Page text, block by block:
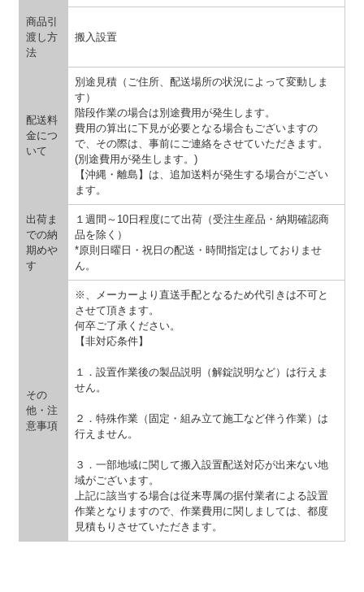
商品引
渡し方
法
搬入設置
配送料
金につ
いて
別途見積（ご住所、配送場所の状況によって変動しま
す）
階段作業の場合は別途費用が発生します。
費用の算出に下見が必要となる場合もございますの
で、その際は、事前にご連絡をさせていただきます。
(別途費用が発生します。)
【沖縄・離島】は、追加送料が発生する場合がござい
ます。
出荷ま
での納
期めや
す
１週間～10日程度にて出荷（受注生産品・納期確認商
品を除く）
*原則日曜日・祝日の配送・時間指定はしておりませ
ん。
その
他・注
意事項
※、メーカーより直送手配となるため代引きは不可と
させて頂きます。
何卒ご了承ください。
【非対応条件】
１．設置作業後の製品説明（解錠説明など）は行えま
せん。
２．特殊作業（固定・組み立て施工など伴う作業）は
行えません。
３．一部地域に関して搬入設置配送対応が出来ない地
域がございます。
上記に該当する場合は従来専属の据付業者による設置
作業となりますので、作業費用に関しましては、都度
見積もりさせていただきます。